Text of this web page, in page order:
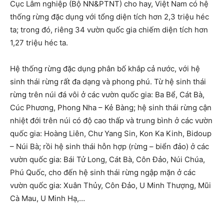
Cục Lâm nghiệp (Bộ NN&PTNT) cho hay, Việt Nam có hệ
thống rừng đặc dụng với tổng diện tích hơn 2,3 triệu héc
ta; trong đó, riêng 34 vườn quốc gia chiếm diện tích hơn
1,27 triệu héc ta.
Hệ thống rừng đặc dụng phân bố khắp cả nước, với hệ
sinh thái rừng rất đa dạng và phong phú. Từ hệ sinh thái
rừng trên núi đá vôi ở các vườn quốc gia: Ba Bể, Cát Bà,
Cúc Phương, Phong Nha – Kẻ Bàng; hệ sinh thái rừng cận
nhiệt đới trên núi có độ cao thấp và trung bình ở các vườn
quốc gia: Hoàng Liên, Chư Yang Sin, Kon Ka Kinh, Bidoup
– Núi Bà; rồi hệ sinh thái hỗn hợp (rừng – biển đảo) ở các
vườn quốc gia: Bái Tử Long, Cát Bà, Côn Đảo, Núi Chúa,
Phú Quốc, cho đến hệ sinh thái rừng ngập mặn ở các
vườn quốc gia: Xuân Thủy, Côn Đảo, U Minh Thượng, Mũi
Cà Mau, U Minh Hạ,…